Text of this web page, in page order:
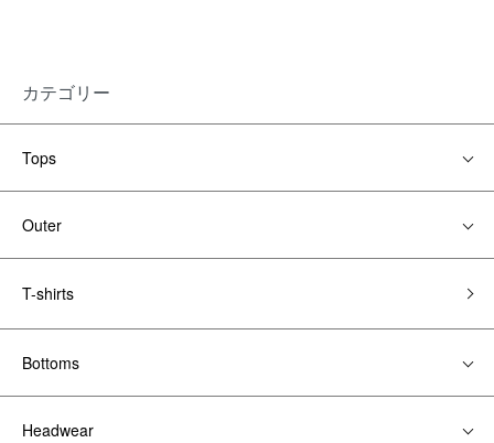
カテゴリー
Tops
Outer
T-shirts
Bottoms
Headwear